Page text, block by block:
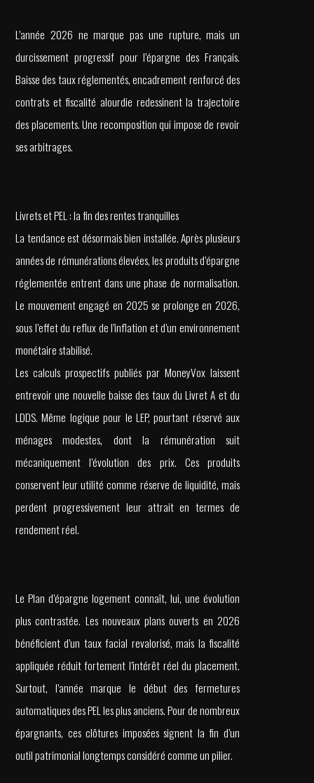
L’année 2026 ne marque pas une rupture, mais un
durcissement progressif pour l’épargne des Français.
Baisse des taux réglementés, encadrement renforcé des
contrats et fiscalité alourdie redessinent la trajectoire
des placements. Une recomposition qui impose de revoir
ses arbitrages.
Livrets et PEL : la fin des rentes tranquilles
La tendance est désormais bien installée. Après plusieurs
années de rémunérations élevées, les produits d’épargne
réglementée entrent dans une phase de normalisation.
Le mouvement engagé en 2025 se prolonge en 2026,
sous l’effet du reflux de l’inflation et d’un environnement
monétaire stabilisé.
Les calculs prospectifs publiés par MoneyVox laissent
entrevoir une nouvelle baisse des taux du Livret A et du
LDDS. Même logique pour le LEP, pourtant réservé aux
ménages modestes, dont la rémunération suit
mécaniquement l’évolution des prix. Ces produits
conservent leur utilité comme réserve de liquidité, mais
perdent progressivement leur attrait en termes de
rendement réel.
Le Plan d’épargne logement connaît, lui, une évolution
plus contrastée. Les nouveaux plans ouverts en 2026
bénéficient d’un taux facial revalorisé, mais la fiscalité
appliquée réduit fortement l’intérêt réel du placement.
Surtout, l’année marque le début des fermetures
automatiques des PEL les plus anciens. Pour de nombreux
épargnants, ces clôtures imposées signent la fin d’un
outil patrimonial longtemps considéré comme un pilier.